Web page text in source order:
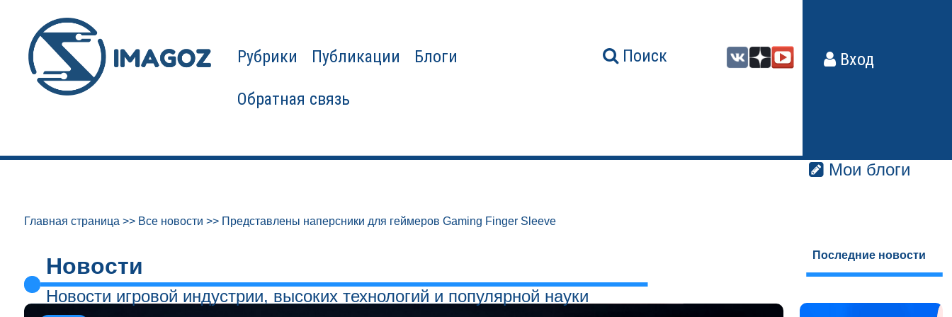
Рубрики Публикации Блоги
Обратная связь
Поиск Вход
Мои блоги
Главная страница >> Все новости >> Представлены наперсники для геймеров Gaming Finger Sleeve
Новости
Новости игровой индустрии, высоких технологий и популярной науки
Последние новости